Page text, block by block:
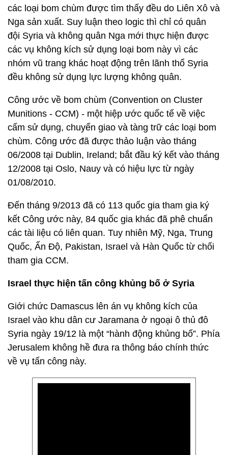
các loại bom chùm được tìm thấy đều do Liên Xô và
Nga sản xuất. Suy luận theo logic thì chỉ có quân
đội Syria và không quân Nga mới thực hiện được
các vụ không kích sử dụng loại bom này vì các
nhóm vũ trang khác hoạt động trên lãnh thổ Syria
đều không sử dụng lực lượng không quân.
Công ước về bom chùm (Convention on Cluster
Munitions - CCM) - một hiệp ước quốc tế về việc
cấm sử dụng, chuyển giao và tàng trữ các loại bom
chùm. Công ước đã được thảo luận vào tháng
06/2008 tại Dublin, Ireland; bắt đầu ký kết vào tháng
12/2008 tại Oslo, Nauy và có hiệu lực từ ngày
01/08/2010.
Đến tháng 9/2013 đã có 113 quốc gia tham gia ký
kết Công ước này, 84 quốc gia khác đã phê chuẩn
các tài liệu có liên quan. Tuy nhiên Mỹ, Nga, Trung
Quốc, Ấn Độ, Pakistan, Israel và Hàn Quốc từ chối
tham gia CCM.
Israel thực hiện tấn công khủng bố ở Syria
Giới chức Damascus lên án vụ không kích của
Israel vào khu dân cư Jaramana ở ngoại ô thủ đô
Syria ngày 19/12 là một “hành động khủng bố”. Phía
Jerusalem không hề đưa ra thông báo chính thức
về vụ tấn công này.